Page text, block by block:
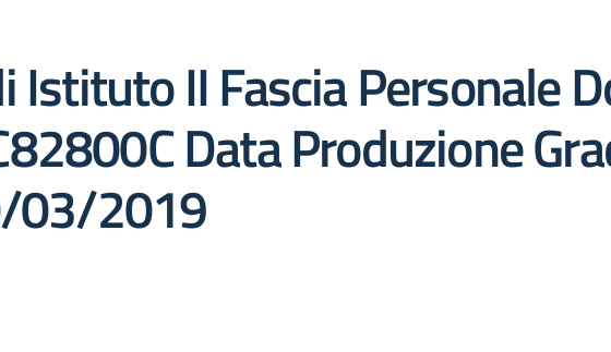
Istituto II Fascia Personale
Data Produzione
03/2019